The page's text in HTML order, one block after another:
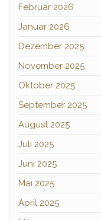
Februar 2026
Januar 2026
Dezember 2025
November 2025
Oktober 2025
September 2025
August 2025
Juli 2025
Juni 2025
Mai 2025
April 2025